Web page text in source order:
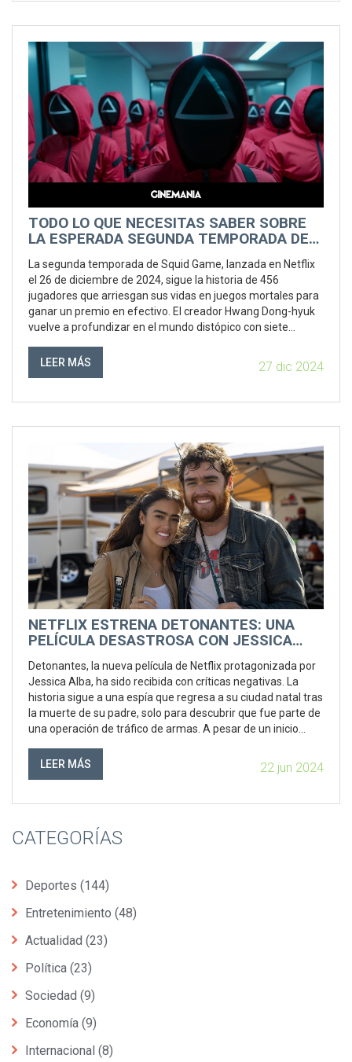
TODO LO QUE NECESITAS SABER SOBRE
LA ESPERADA SEGUNDA TEMPORADA DE
La segunda temporada de Squid Game, lanzada en Netflix
el 26 de diciembre de 2024, sigue la historia de 456
jugadores que arriesgan sus vidas en juegos mortales para
ganar un premio en efectivo. El creador Hwang Dong-hyuk
vuelve a profundizar en el mundo distópico con siete
El protagonista, Seong Gi-hun, regresa decidido a terminar
LEER MÁS 27 dic 2024
NETFLIX ESTRENA DETONANTES: UNA
PELÍCULA DESASTROSA CON JESSICA
Detonantes, la nueva película de Netflix protagonizada por
Jessica Alba, ha sido recibida con críticas negativas. La
historia sigue a una espía que regresa a su ciudad natal tras
la muerte de su padre, solo para descubrir que fue parte de
una operación de tráfico de armas. A pesar de un inicio
resultando en desaprobación del público.
LEER MÁS 22 jun 2024
CATEGORÍAS
Deportes (144)
Entretenimiento (48)
Actualidad (23)
Política (23)
Sociedad (9)
Economía (9)
Internacional (8)